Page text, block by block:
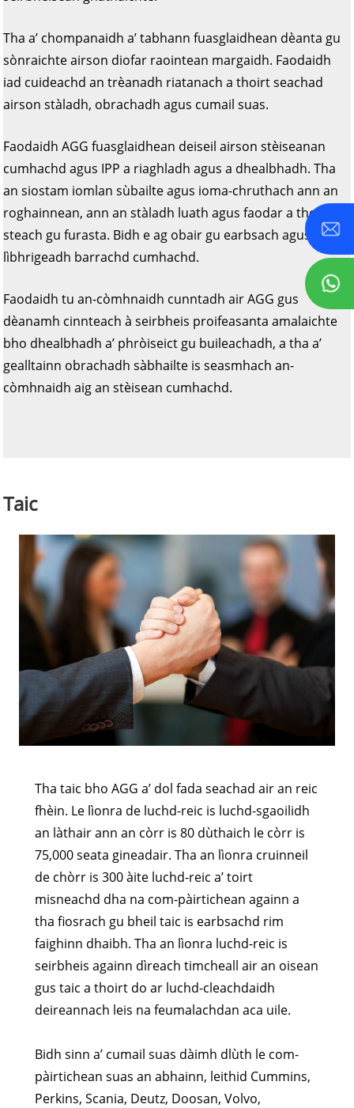
Tha a’ chompanaidh a’ tabhann fuasglaidhean dèanta gu
sònraichte airson diofar raointean margaidh. Faodaidh
iad cuideachd an trèanadh riatanach a thoirt seachad
airson stàladh, obrachadh agus cumail suas.
Faodaidh AGG fuasglaidhean deiseil airson stèiseanan
cumhachd agus IPP a riaghladh agus a dhealbhadh. Tha
an siostam iomlan sùbailte agus ioma-chruthach ann an
roghainnean, ann an stàladh luath agus faodar a thoirt a-
steach gu furasta. Bidh e ag obair gu earbsach agus a’
lìbhrigeadh barrachd cumhachd.
Faodaidh tu an-còmhnaidh cunntadh air AGG gus
dèanamh cinnteach à seirbheis proifeasanta amalaichte
bho dhealbhadh a’ phròiseict gu buileachadh, a tha a’
gealltainn obrachadh sàbhailte is seasmhach an-
còmhnaidh aig an stèisean cumhachd.
Taic
Tha taic bho AGG a’ dol fada seachad air an reic
fhèin. Le lìonra de luchd-reic is luchd-sgaoilidh
an làthair ann an còrr is 80 dùthaich le còrr is
75,000 seata gineadair. Tha an lìonra cruinneil
de chòrr is 300 àite luchd-reic a’ toirt
misneachd dha na com-pàirtichean againn a
tha fiosrach gu bheil taic is earbsachd rim
faighinn dhaibh. Tha an lìonra luchd-reic is
seirbheis againn dìreach timcheall air an oisean
gus taic a thoirt do ar luchd-cleachdaidh
deireannach leis na feumalachdan aca uile.
Bidh sinn a’ cumail suas dàimh dlùth le com-
pàirtichean suas an abhainn, leithid Cummins,
Perkins, Scania, Deutz, Doosan, Volvo,